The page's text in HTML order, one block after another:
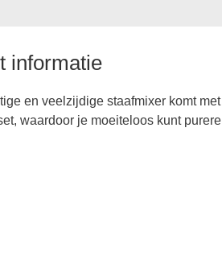
informatie
en veelzijdige staafmixer komt
waardoor je moeiteloos kunt